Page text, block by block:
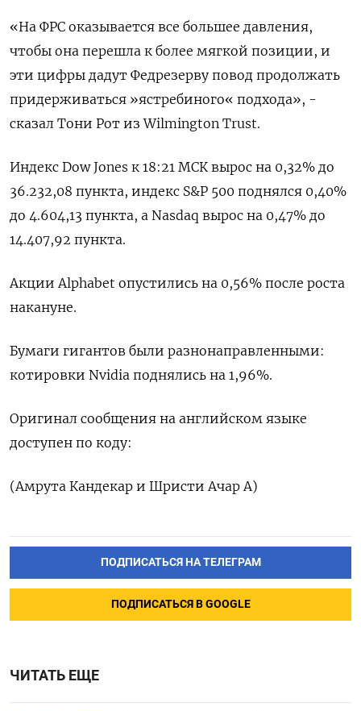
«На ФРС оказывается все большее давления,
чтобы она перешла к более мягкой позиции, и
эти цифры дадут Федрезерву повод продолжать
придерживаться »ястребиного« подхода», -
сказал Тони Рот из Wilmington Trust.
Индекс Dow Jones к 18:21 МСК вырос на 0,32% до
36.232,08 пункта, индекс S&P 500 поднялся 0,40%
до 4.604,13​ пункта, а Nasdaq вырос на 0,47% до
14.407,92 пункта.
Акции Alphabet опустились на 0,56% после роста
накануне.
Бумаги гигантов были разнонаправленными:
котировки Nvidia поднялись на 1,96%.
Оригинал сообщения на английском языке
доступен по коду:
(Амрута Кандекар и Шристи Ачар А)
ПОДПИСАТЬСЯ НА ТЕЛЕГРАМ
ПОДПИСАТЬСЯ В GOOGLE
ЧИТАТЬ ЕЩЕ